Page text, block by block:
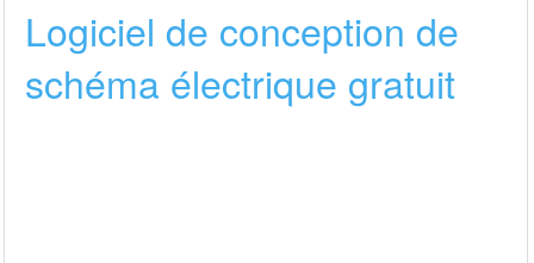
Logiciel de conception de
schéma électrique gratuit